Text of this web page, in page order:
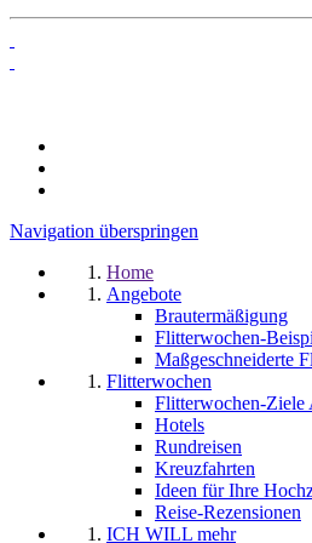
Navigation überspringen
Home
Angebote
Brautermäßigung
Flitterwochen-
Maßgeschneiderte
Flitterwochen
Flitterwochen-Ziele
Hotels
Rundreisen
Kreuzfahrten
Ideen für Ihre
Reise-Rezensionen
ICH WILL mehr